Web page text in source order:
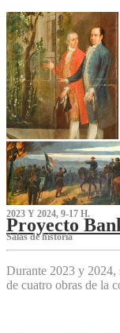
2023 Y 2024, 9-17 H.
Proyecto
S‌alas de historia
Durante 2023 y 2024,
de cuatro obras de la